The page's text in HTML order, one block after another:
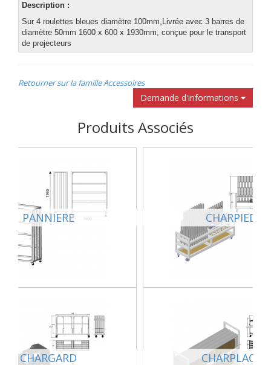
Description :
Sur 4 roulettes bleues diamètre 100mm,Livrée avec 3 barres de
diamètre 50mm 1600 x 600 x 1930mm, conçue pour le transport
de projecteurs
Retourner sur la famille Accessoires
Demande d'informations
Produits Associés
PANNIERE CHARPIED
CHARGARD CHARPLAC2